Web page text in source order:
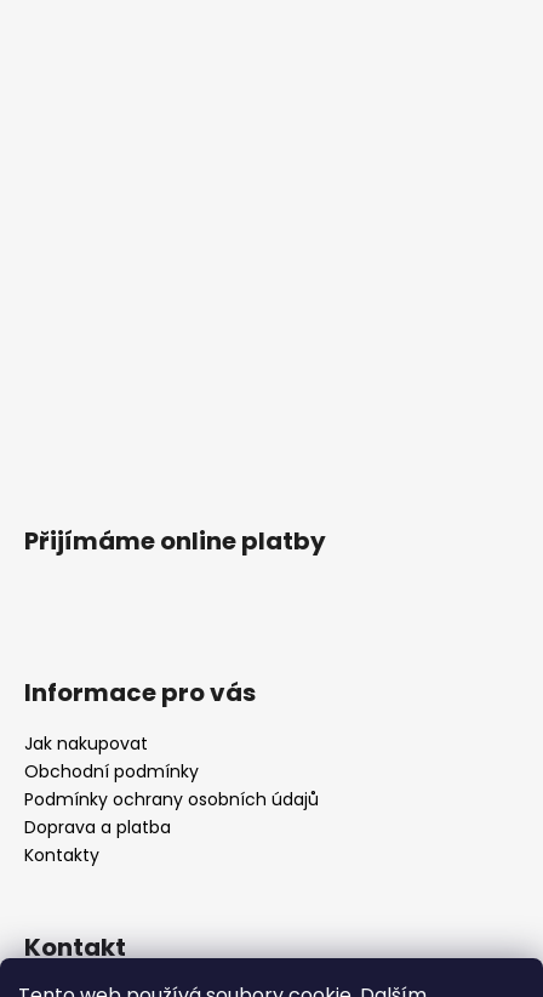
Přijímáme online platby
Informace pro vás
Jak nakupovat
Obchodní podmínky
Podmínky ochrany osobních údajů
Doprava a platba
Kontakty
Kontakt